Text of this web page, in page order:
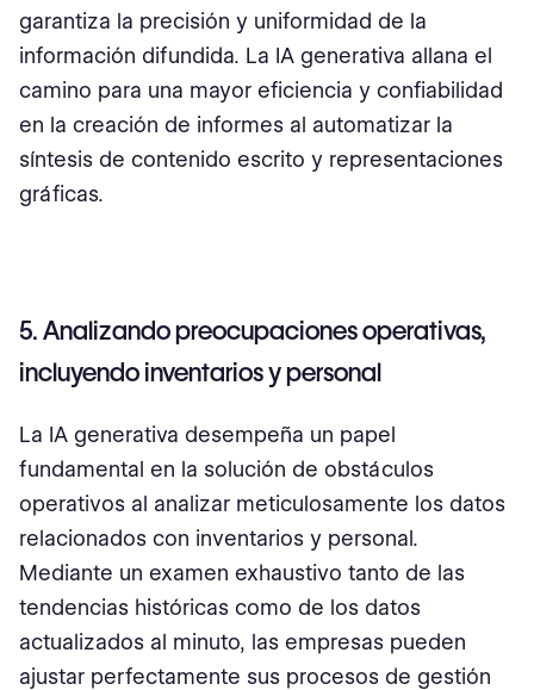
garantiza la precisión y uniformidad de la
información difundida. La IA generativa allana el
camino para una mayor eficiencia y confiabilidad
en la creación de informes al automatizar la
síntesis de contenido escrito y representaciones
gráficas.
5. Analizando preocupaciones operativas,
incluyendo inventarios y personal
La IA generativa desempeña un papel
fundamental en la solución de obstáculos
operativos al analizar meticulosamente los datos
relacionados con inventarios y personal.
Mediante un examen exhaustivo tanto de las
tendencias históricas como de los datos
actualizados al minuto, las empresas pueden
ajustar perfectamente sus procesos de gestión